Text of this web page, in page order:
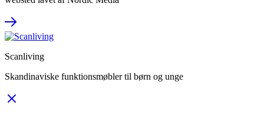
Scanliving
Skandinaviske funktionsmøbler til børn og unge